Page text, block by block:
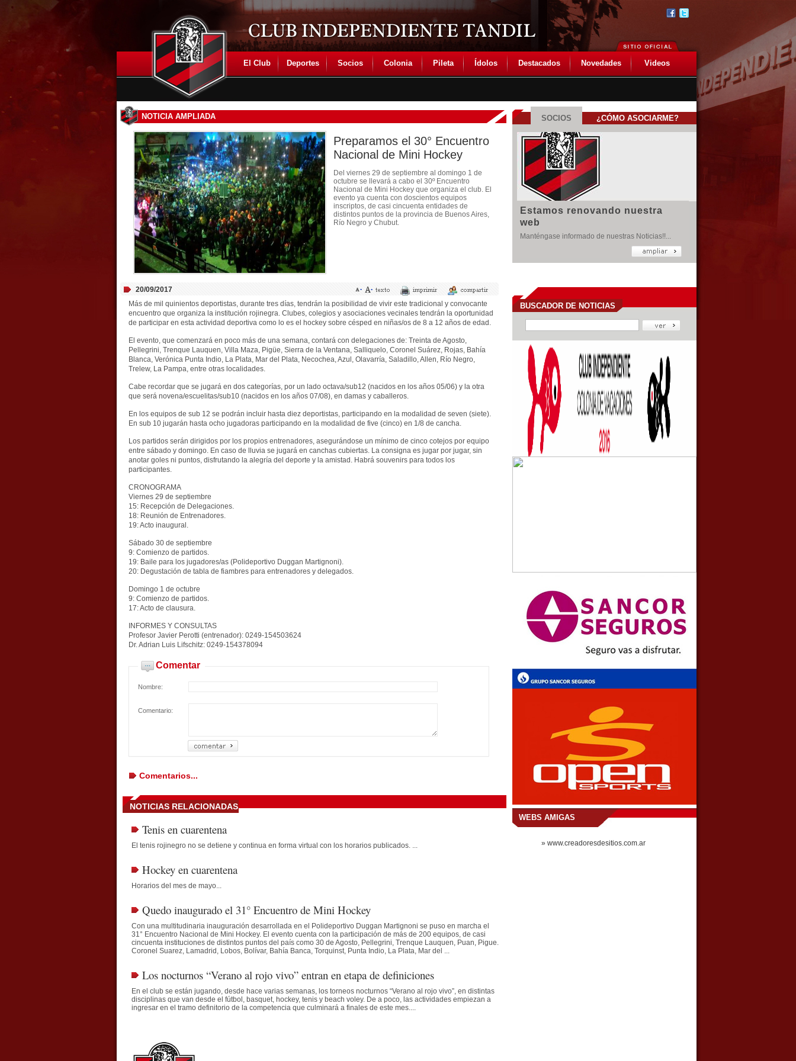
El Club Deportes Socios Colonia Pileta Ídolos Destacados Novedades Videos
NOTICIA AMPLIADA
Preparamos el 30° Encuentro
Nacional de Mini Hockey
Del viernes 29 de septiembre al domingo 1 de
octubre se llevará a cabo el 30º Encuentro
Nacional de Mini Hockey que organiza el club. El
evento ya cuenta con doscientos equipos
inscriptos, de casi cincuenta entidades de
distintos puntos de la provincia de Buenos Aires,
Río Negro y Chubut.
20/09/2017
Más de mil quinientos deportistas, durante tres días, tendrán la posibilidad de vivir este tradicional y convocante
encuentro que organiza la institución rojinegra. Clubes, colegios y asociaciones vecinales tendrán la oportunidad
de participar en esta actividad deportiva como lo es el hockey sobre césped en niñas/os de 8 a 12 años de edad.
El evento, que comenzará en poco más de una semana, contará con delegaciones de: Treinta de Agosto,
Pellegrini, Trenque Lauquen, Villa Maza, Pigüe, Sierra de la Ventana, Salliquelo, Coronel Suárez, Rojas, Bahía
Blanca, Verónica Punta Indio, La Plata, Mar del Plata, Necochea, Azul, Olavarría, Saladillo, Allen, Río Negro,
Trelew, La Pampa, entre otras localidades.
Cabe recordar que se jugará en dos categorías, por un lado octava/sub12 (nacidos en los años 05/06) y la otra
que será novena/escuelitas/sub10 (nacidos en los años 07/08), en damas y caballeros.
En los equipos de sub 12 se podrán incluir hasta diez deportistas, participando en la modalidad de seven (siete).
En sub 10 jugarán hasta ocho jugadoras participando en la modalidad de five (cinco) en 1/8 de cancha.
Los partidos serán dirigidos por los propios entrenadores, asegurándose un mínimo de cinco cotejos por equipo
entre sábado y domingo. En caso de lluvia se jugará en canchas cubiertas. La consigna es jugar por jugar, sin
anotar goles ni puntos, disfrutando la alegría del deporte y la amistad. Habrá souvenirs para todos los
participantes.
CRONOGRAMA
Viernes 29 de septiembre
15: Recepción de Delegaciones.
18: Reunión de Entrenadores.
19: Acto inaugural.
Sábado 30 de septiembre
9: Comienzo de partidos.
19: Baile para los jugadores/as (Polideportivo Duggan Martignoni).
20: Degustación de tabla de fiambres para entrenadores y delegados.
Domingo 1 de octubre
9: Comienzo de partidos.
17: Acto de clausura.
INFORMES Y CONSULTAS
Profesor Javier Perotti (entrenador): 0249-154503624
Dr. Adrian Luis Lifschitz: 0249-154378094
Comentar
Nombre:
Comentario:
Comentarios...
NOTICIAS RELACIONADAS
Tenis en cuarentena
El tenis rojinegro no se detiene y continua en forma virtual con los horarios publicados. ...
Hockey en cuarentena
Horarios del mes de mayo...
Quedo inaugurado el 31° Encuentro de Mini Hockey
Con una multitudinaria inauguración desarrollada en el Polideportivo Duggan Martignoni se puso en marcha el
31° Encuentro Nacional de Mini Hockey. El evento cuenta con la participación de más de 200 equipos, de casi
cincuenta instituciones de distintos puntos del país como 30 de Agosto, Pellegrini, Trenque Lauquen, Puan, Pigue.
Coronel Suarez, Lamadrid, Lobos, Bolívar, Bahía Banca, Torquinst, Punta Indio, La Plata, Mar del ...
Los nocturnos “Verano al rojo vivo” entran en etapa de definiciones
En el club se están jugando, desde hace varias semanas, los torneos nocturnos “Verano al rojo vivo”, en distintas
disciplinas que van desde el fútbol, basquet, hockey, tenis y beach voley. De a poco, las actividades empiezan a
ingresar en el tramo definitorio de la competencia que culminará a finales de este mes....
SOCIOS ¿CÓMO ASOCIARME?
Estamos renovando nuestra
web
Manténgase informado de nuestras Noticias!!...
BUSCADOR DE NOTICIAS
WEBS AMIGAS
» www.creadoresdesitios.com.ar